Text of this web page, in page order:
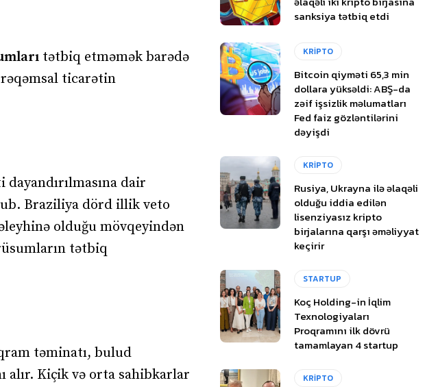
tətbiq etməmək barədə
rəqəmsal ticarətin
dair
Braziliya dörd illik veto
olduğu mövqeyindən
tətbiq
təminatı, bulud
alır. Kiçik və orta sahibkarlar
sanksiya tətbiq etdi
KRİPTO
Bitcoin qiyməti 65,3 min
dollara yüksəldi: ABŞ-da
zəif işsizlik məlumatları
Fed faiz gözləntilərini
dəyişdi
KRİPTO
Rusiya, Ukrayna ilə əlaqəli
olduğu iddia edilən
lisenziyasız kripto
birjalarına qarşı əməliyyat
keçirir
STARTUP
Koç Holding-in İqlim
Texnologiyaları
Proqramını ilk dövrü
tamamlayan 4 startup
KRİPTO